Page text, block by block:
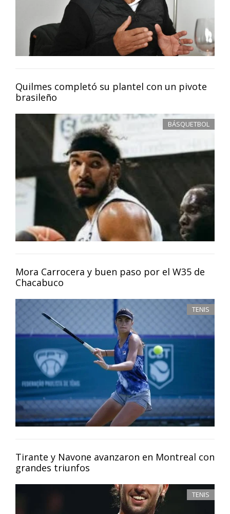
Quilmes completó su plantel con un pivote
brasileño
BÁSQUETBOL
Mora Carrocera y buen paso por el W35 de
Chacabuco
TENIS
Tirante y Navone avanzaron en Montreal con
grandes triunfos
TENIS